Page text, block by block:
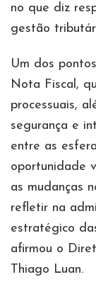
no que diz
gestão
Um dos
Nota Fiscal,
processuais,
segurança e
entre as
oportunidade
as mudanças
refletir na
estratégico
afirmou o
Thiago Luan.